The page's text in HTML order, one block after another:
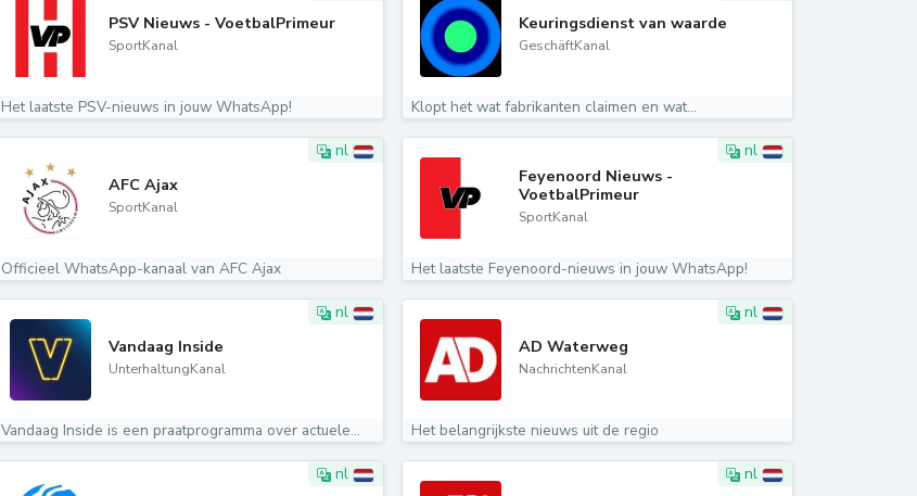
PSV Nieuws - VoetbalPrimeur
SportKanal
Het laatste PSV-nieuws in jouw WhatsApp!
Keuringsdienst van waarde
GeschäftKanal
Klopt het wat fabrikanten claimen en wat...
nl
AFC Ajax
SportKanal
Officieel WhatsApp-kanaal van AFC Ajax
nl
Feyenoord Nieuws -
VoetbalPrimeur
SportKanal
Het laatste Feyenoord-nieuws in jouw WhatsApp!
nl
Vandaag Inside
UnterhaltungKanal
Vandaag Inside is een praatprogramma over actuele...
nl
AD Waterweg
NachrichtenKanal
Het belangrijkste nieuws uit de regio
nl
nl